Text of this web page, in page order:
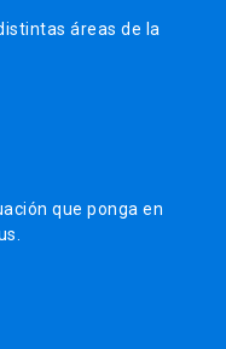
áreas de la
que ponga en